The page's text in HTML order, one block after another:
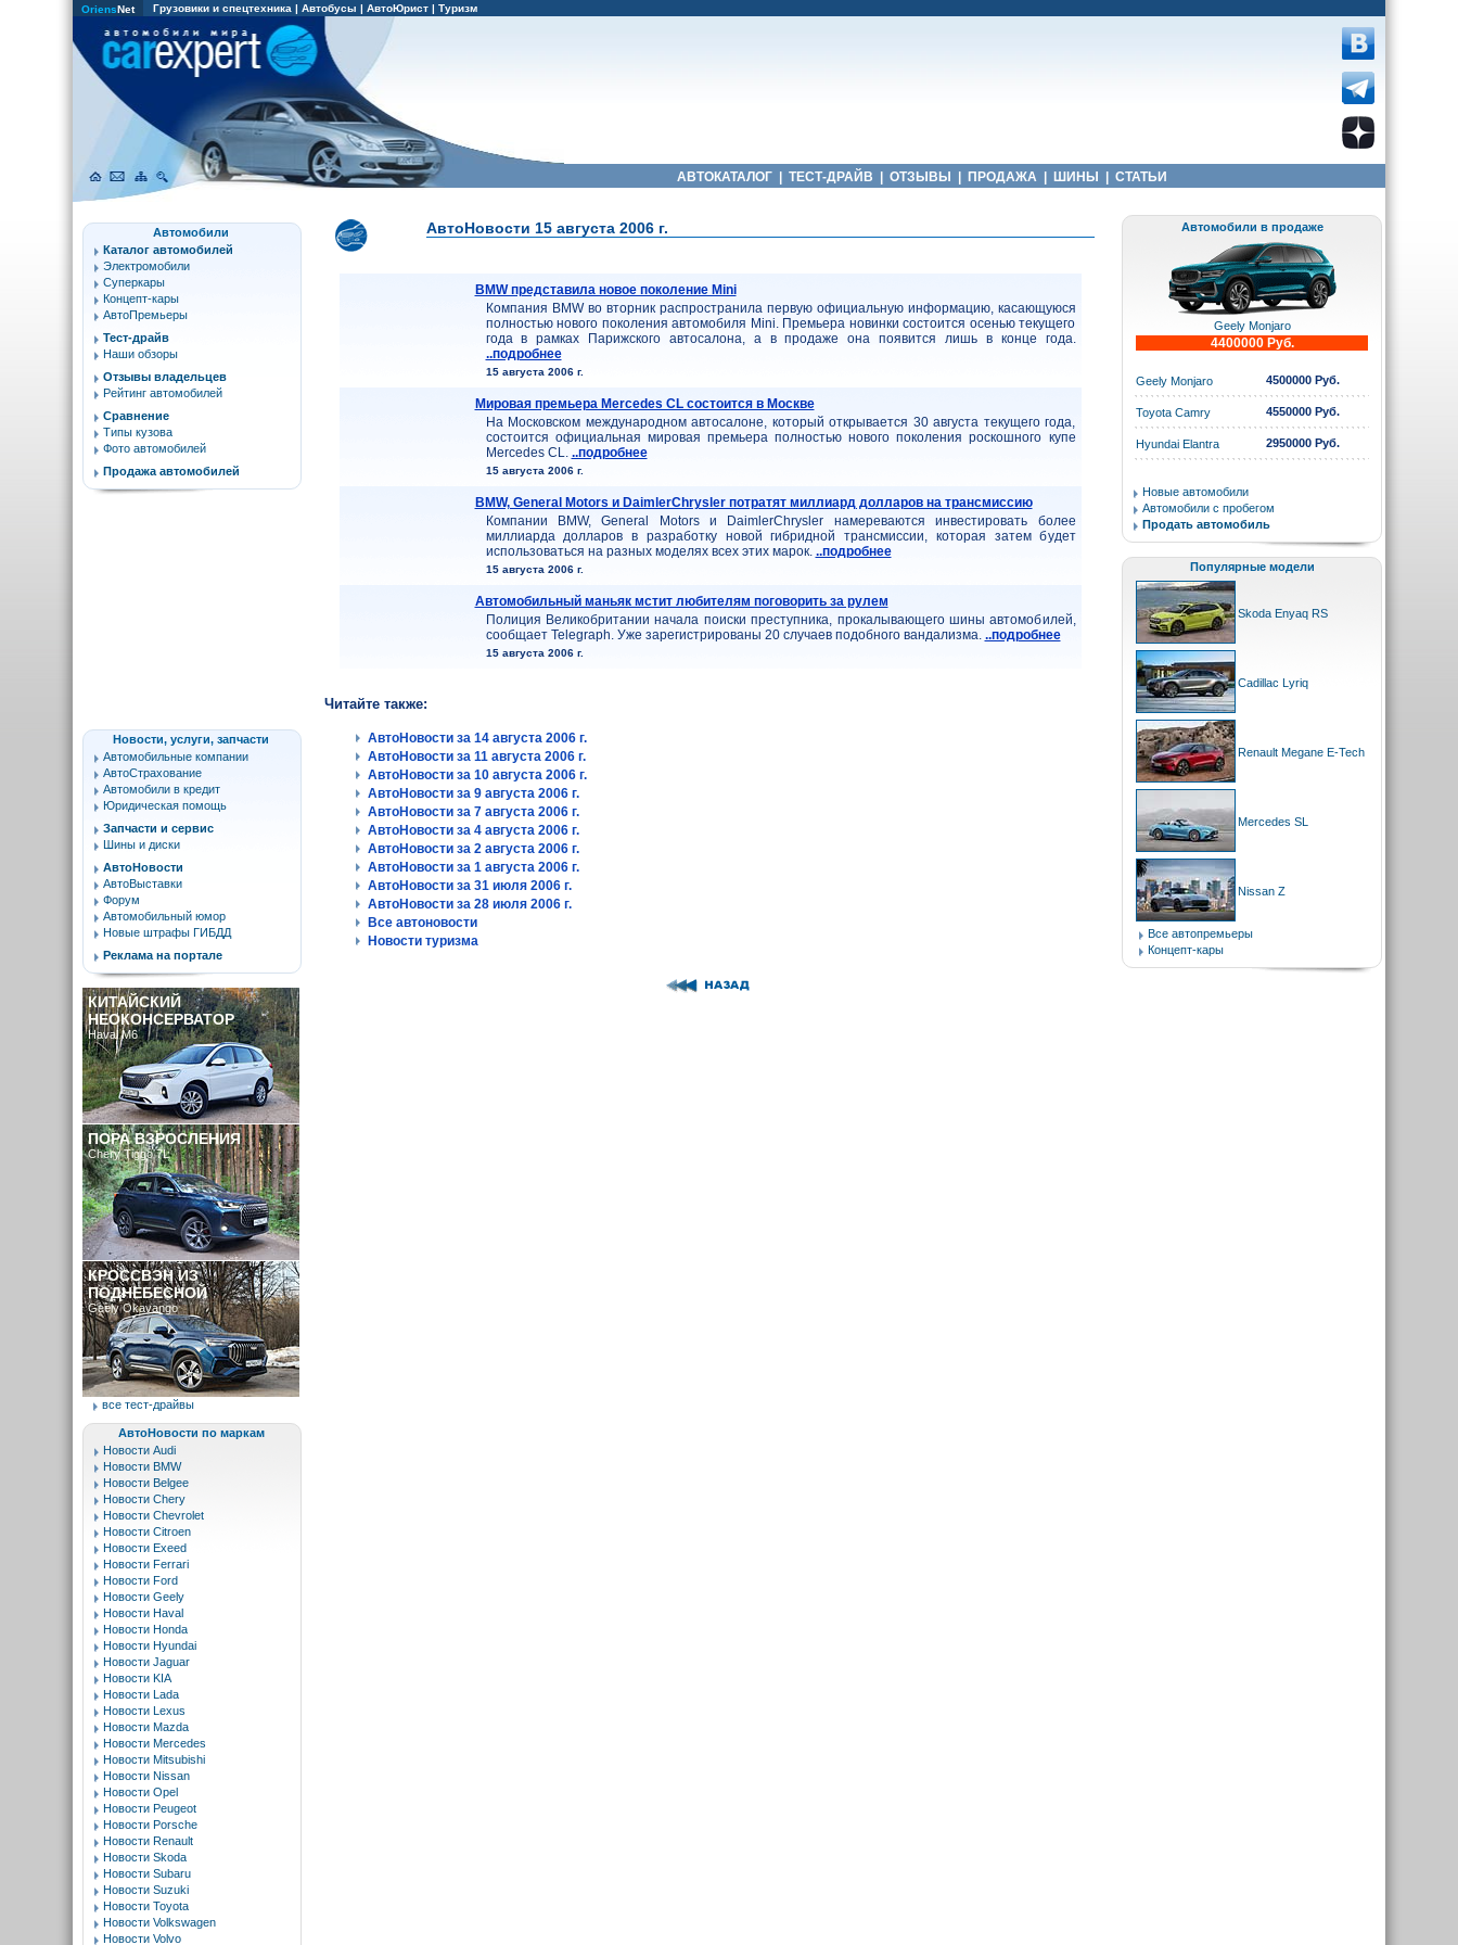
OriensNet Грузовики и спецтехника | Автобусы | АвтоЮрист | Туризм
АВТОКАТАЛОГ ТЕСТ-ДРАЙВ ОТЗЫВЫ ПРОДАЖА ШИНЫ СТАТЬИ
АвтоНовости 15 августа 2006 г.
BMW представила новое поколение Mini
Компания BMW во вторник распространила первую официальную информацию, касающуюся
полностью нового поколения автомобиля Mini. Премьера новинки состоится осенью текущего
года в рамках Парижского автосалона, а в продаже она появится лишь в конце года.
..подробнее
15 августа 2006 г.
Мировая премьера Mercedes CL состоится в Москве
На Московском международном автосалоне, который открывается 30 августа текущего года,
состоится официальная мировая премьера полностью нового поколения роскошного купе
Mercedes CL. ..подробнее
15 августа 2006 г.
BMW, General Motors и DaimlerChrysler потратят миллиард долларов на трансмиссию
Компании BMW, General Motors и DaimlerChrysler намереваются инвестировать более
миллиарда долларов в разработку новой гибридной трансмиссии, которая затем будет
использоваться на разных моделях всех этих марок. ..подробнее
15 августа 2006 г.
Автомобильный маньяк мстит любителям поговорить за рулем
Полиция Великобритании начала поиски преступника, прокалывающего шины автомобилей,
сообщает Telegraph. Уже зарегистрированы 20 случаев подобного вандализма. ..подробнее
15 августа 2006 г.
Читайте также:
АвтоНовости за 14 августа 2006 г.
АвтоНовости за 11 августа 2006 г.
АвтоНовости за 10 августа 2006 г.
АвтоНовости за 9 августа 2006 г.
АвтоНовости за 7 августа 2006 г.
АвтоНовости за 4 августа 2006 г.
АвтоНовости за 2 августа 2006 г.
АвтоНовости за 1 августа 2006 г.
АвтоНовости за 31 июля 2006 г.
АвтоНовости за 28 июля 2006 г.
Все автоновости
Новости туризма
Автомобили
Каталог автомобилей
Электромобили
Суперкары
Концепт-кары
АвтоПремьеры
Тест-драйв
Наши обзоры
Отзывы владельцев
Рейтинг автомобилей
Сравнение
Типы кузова
Фото автомобилей
Продажа автомобилей
Новости, услуги, запчасти
Автомобильные компании
АвтоСтрахование
Автомобили в кредит
Юридическая помощь
Запчасти и сервис
Шины и диски
АвтоНовости
АвтоВыставки
Форум
Автомобильный юмор
Новые штрафы ГИБДД
Реклама на портале
КИТАЙСКИЙ
НЕОКОНСЕРВАТОР
Haval M6
ПОРА ВЗРОСЛЕНИЯ
Chery Tiggo 7L
КРОССВЭН ИЗ
ПОДНЕБЕСНОЙ
Geely Okavango
все тест-драйвы
АвтоНовости по маркам
Новости Audi
Новости BMW
Новости Belgee
Новости Chery
Новости Chevrolet
Новости Citroen
Новости Exeed
Новости Ferrari
Новости Ford
Новости Geely
Новости Haval
Новости Honda
Новости Hyundai
Новости Jaguar
Новости KIA
Новости Lada
Новости Lexus
Новости Mazda
Новости Mercedes
Новости Mitsubishi
Новости Nissan
Новости Opel
Новости Peugeot
Новости Porsche
Новости Renault
Новости Skoda
Новости Subaru
Новости Suzuki
Новости Toyota
Новости Volkswagen
Новости Volvo
Автомобили в продаже
Geely Monjaro
4400000 Руб.
Geely Monjaro 4500000 Руб.
Toyota Camry 4550000 Руб.
Hyundai Elantra 2950000 Руб.
Новые автомобили
Автомобили с пробегом
Продать автомобиль
Популярные модели
Skoda Enyaq RS
Cadillac Lyriq
Renault Megane E-Tech
Mercedes SL
Nissan Z
Все автопремьеры
Концепт-кары